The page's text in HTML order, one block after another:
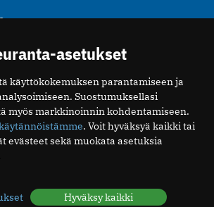
asetukset
käyttökokemuksen parantamiseen ja
Suostumuksellasi
myös markkinoinnin kohdentamiseen.
. Voit hyväksyä kaikki tai
evästeet sekä muokata asetuksia
Hyväksy kaikki